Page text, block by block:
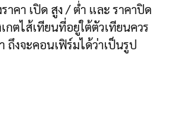
าคา เปิด สูง / ต่ำ และ ราคาปิด
กตไส้เทียนที่อยู่ใต้ตัวเทียนควร
ถึงจะคอนเฟิร์มได้ว่าเป็นรูป